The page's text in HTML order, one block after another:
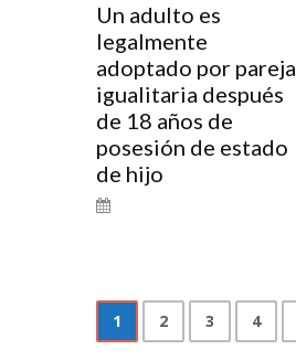
Un adulto es
legalmente
adoptado por pareja
igualitaria después
de 18 años de
posesión de estado
de hijo
1 2 3 4